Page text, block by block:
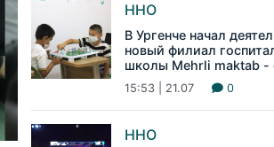
ННО
В Ургенче начал
новый филиал
школы Mehrli maktab -
15:53 | 21.07 0
ННО